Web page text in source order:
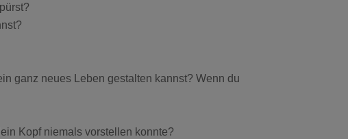
ganz neues Leben gestalten kannst? Wenn du
Kopf niemals vorstellen konnte?